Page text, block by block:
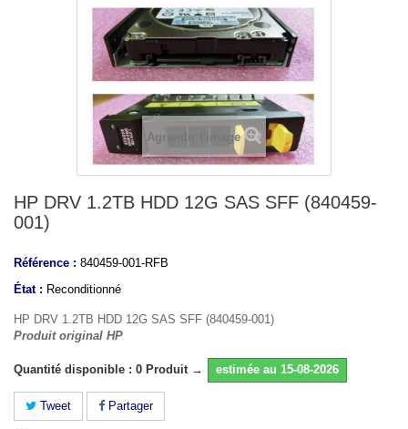
Agrandir l'image
HP DRV 1.2TB HDD 12G SAS SFF (840459-
001)
Référence : 840459-001-RFB
État : Reconditionné
HP DRV 1.2TB HDD 12G SAS SFF (840459-001)
Produit original HP
Quantité disponible : 0 Produit → estimée au 15-08-2026
Tweet Partager